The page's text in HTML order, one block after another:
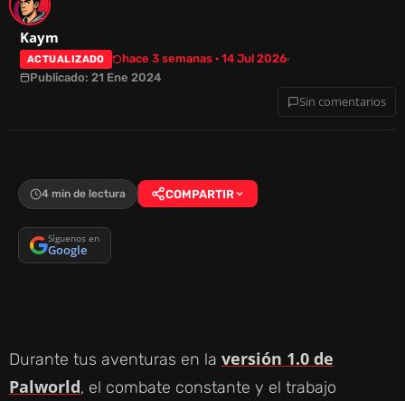
Kaym
ACTUALIZADO
hace 3 semanas · 14 Jul 2026
Publicado: 21 Ene 2024
Sin comentarios
4 min de lectura COMPARTIR
Síguenos en
Google
Durante tus aventuras en la versión 1.0 de
Palworld, el combate constante y el trabajo